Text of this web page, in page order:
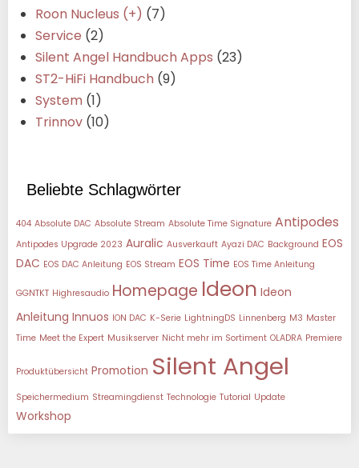
Roon Nucleus (+) (7)
Service (2)
Silent Angel Handbuch Apps (23)
ST2-HiFi Handbuch (9)
System (1)
Trinnov (10)
Beliebte Schlagwörter
404 Absolute DAC Absolute Stream Absolute Time Signature Antipodes
Antipodes Upgrade 2023 Auralic Ausverkauft Ayazi DAC Background EOS
DAC EOS DAC Anleitung EOS Stream EOS Time EOS Time Anleitung
GGNTKT Highresaudio Homepage Ideon Ideon
Anleitung Innuos ION DAC K-Serie LightningDS Linnenberg M3 Master
Time Meet the Expert Musikserver Nicht mehr im Sortiment OLADRA Premiere
Produktübersicht Promotion Silent Angel
Speichermedium Streamingdienst Technologie Tutorial Update
Workshop